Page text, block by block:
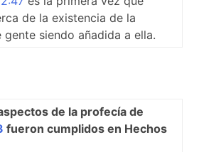
de la existencia de la
gente siendo añadida a ella.
de la profecía de
fueron cumplidos en Hechos